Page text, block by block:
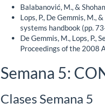
Balabanović, M., &
Lops, P., De Gemmis,
systems handbook (pp.
De Gemmis, M., Lops, P.,
Proceedings of the 2008
Semana 5:
Clases Semana 5